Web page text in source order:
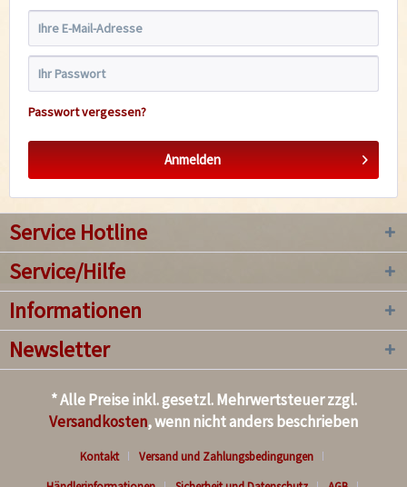
Passwort vergessen?
Anmelden
Service Hotline
Service/Hilfe
Informationen
Newsletter
* Alle Preise inkl. gesetzl. Mehrwertsteuer zzgl.
Versandkosten, wenn nicht anders beschrieben
Kontakt
Versand und Zahlungsbedingungen